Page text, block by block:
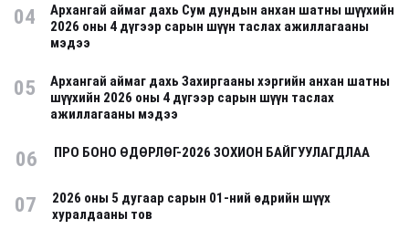
04
Архангай аймаг дахь Сум дундын анхан шатны шүүхийн
2026 оны 4 дүгээр сарын шүүн таслах ажиллагааны
мэдээ
05
Архангай аймаг дахь Захиргааны хэргийн анхан шатны
шүүхийн 2026 оны 4 дүгээр сарын шүүн таслах
ажиллагааны мэдээ
06 ПРО БОНО ӨДӨРЛӨГ-2026 ЗОХИОН БАЙГУУЛАГДЛАА
07
2026 оны 5 дугаар сарын 01-ний өдрийн шүүх
хуралдааны тов